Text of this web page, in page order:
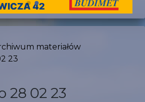
materiałów
23
28 02 23